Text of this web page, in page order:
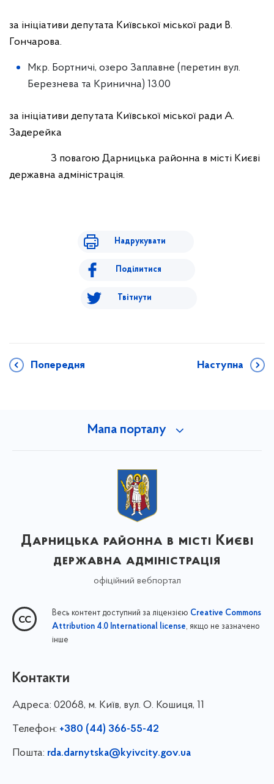
за ініціативи депутата Київської міської ради В.
Гончарова.
Мкр. Бортничі, озеро Заплавне (перетин вул.
Березнева та Кринична) 13.00
за ініціативи депутата Київської міської ради А.
Задерейка
З повагою Дарницька районна в місті Києві
державна адміністрація.
Надрукувати
Поділитися
Твітнути
Попередня Наступна
Мапа порталу
Дарницька районна в місті Києві
державна адміністрація
офіційний вебпортал
Весь контент доступний за ліцензією Creative Commons
Attribution 4.0 International license, якщо не зазначено
інше
Контакти
Адреса: 02068, м. Київ, вул. О. Кошиця, 11
Телефон: +380 (44) 366-55-42
Пошта: rda.darnytska@kyivcity.gov.ua